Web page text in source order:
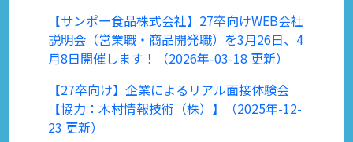
【サンポー食品株式会社】27卒向けWEB会社
説明会（営業職・商品開発職）を3月26日、4
月8日開催します！（2026年-03-18 更新）
【27卒向け】企業によるリアル面接体験会
【協力：木村情報技術（株）】（2025年-12-
23 更新）